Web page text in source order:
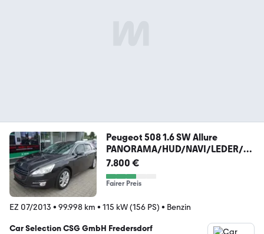
Peugeot 508 1.6 SW Allure
PANORAMA/HUD/NAVI/LEDER/P
DC
7.800 €
Fairer Preis
EZ 07/2013 • 99.998 km • 115 kW (156 PS) • Benzin
Car Selection CSG GmbH Fredersdorf